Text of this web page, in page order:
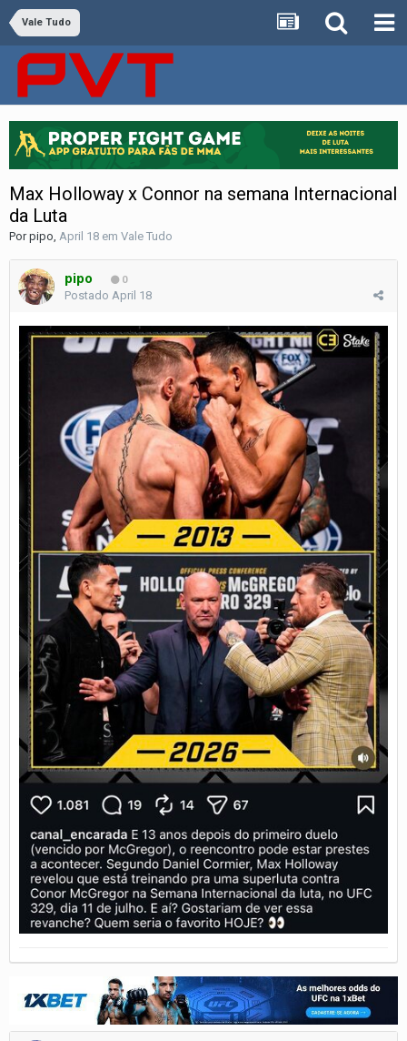
Vale Tudo
Max Holloway x Connor na semana Internacional
da Luta
Porpipo April 18 em Vale Tudo
pipo 0
Postado April 18